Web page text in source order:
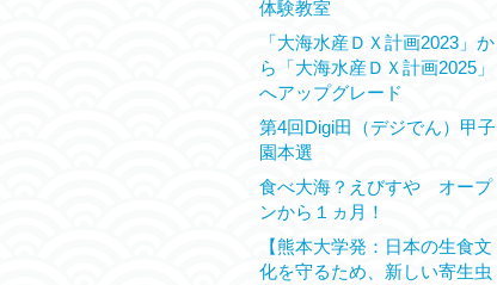
体験教室
「大海水産ＤＸ計画2023」か
ら「大海水産ＤＸ計画2025」
へアップグレード
第4回Digi田（デジでん）甲子
園本選
食べ大海？えびすや オープ
ンから１ヵ月！
【熊本大学発：日本の生食文
化を守るため、新しい寄生虫